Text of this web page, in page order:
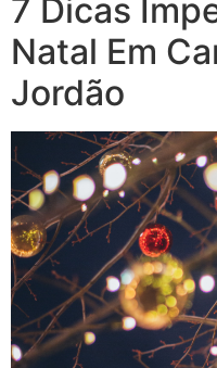
7 Dicas
Natal Em
Jordão